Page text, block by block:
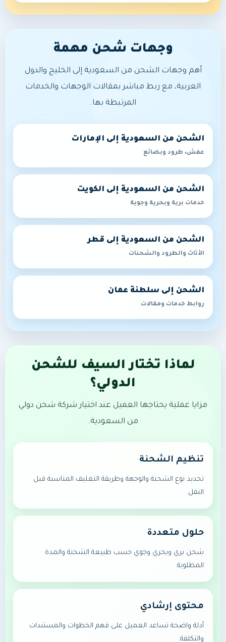
وجهات شحن مهمة
أهم وجهات الشحن من السعودية إلى الخليج والدول
العربية، مع ربط مباشر بمقالات الوجهات والخدمات
المرتبطة بها.
الشحن من السعودية إلى الإمارات
عفش، طرود وبضائع
الشحن من السعودية إلى الكويت
خدمات برية وبحرية وجوية
الشحن من السعودية إلى قطر
الأثاث والطرود والشحنات
الشحن إلى سلطنة عمان
روابط خدمات ومقالات
لماذا تختار السيف للشحن
الدولي؟
مزايا عملية يحتاجها العميل عند اختيار شركة شحن دولي
من السعودية.
تنظيم الشحنة
تحديد نوع الشحنة والوجهة وطريقة التغليف المناسبة قبل
النقل.
حلول متعددة
شحن بري وبحري وجوي حسب طبيعة الشحنة والمدة
المطلوبة.
محتوى إرشادي
أدلة واضحة تساعد العميل على فهم الخطوات والمستندات
والتكلفة.